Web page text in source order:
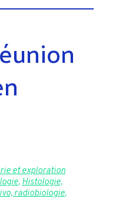
et exploration
, Histologie,
radiobiologie,